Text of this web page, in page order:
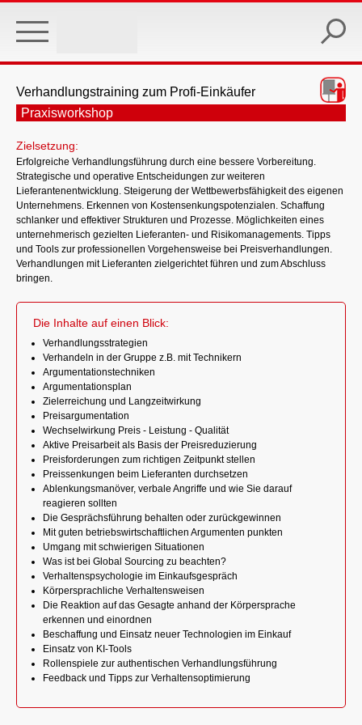
main
Verhandlungstraining zum Profi-Einkäufer
Praxisworkshop
Zielsetzung:
Erfolgreiche Verhandlungsführung durch eine bessere Vorbereitung.
Strategische und operative Entscheidungen zur weiteren
Lieferantenentwicklung. Steigerung der Wettbewerbsfähigkeit des eigenen
Unternehmens. Erkennen von Kostensenkungspotenzialen. Schaffung
schlanker und effektiver Strukturen und Prozesse. Möglichkeiten eines
unternehmerisch gezielten Lieferanten- und Risikomanagements. Tipps
und Tools zur professionellen Vorgehensweise bei Preisverhandlungen.
Verhandlungen mit Lieferanten zielgerichtet führen und zum Abschluss
bringen.
Die Inhalte auf einen Blick:
Verhandlungsstrategien
Verhandeln in der Gruppe z.B. mit Technikern
Argumentationstechniken
Argumentationsplan
Zielerreichung und Langzeitwirkung
Preisargumentation
Wechselwirkung Preis - Leistung - Qualität
Aktive Preisarbeit als Basis der Preisreduzierung
Preisforderungen zum richtigen Zeitpunkt stellen
Preissenkungen beim Lieferanten durchsetzen
Ablenkungsmanöver, verbale Angriffe und wie Sie darauf
reagieren sollten
Die Gesprächsführung behalten oder zurückgewinnen
Mit guten betriebswirtschaftlichen Argumenten punkten
Umgang mit schwierigen Situationen
Was ist bei Global Sourcing zu beachten?
Verhaltenspsychologie im Einkaufsgespräch
Körpersprachliche Verhaltensweisen
Die Reaktion auf das Gesagte anhand der Körpersprache
erkennen und einordnen
Beschaffung und Einsatz neuer Technologien im Einkauf
Einsatz von KI-Tools
Rollenspiele zur authentischen Verhandlungsführung
Feedback und Tipps zur Verhaltensoptimierung